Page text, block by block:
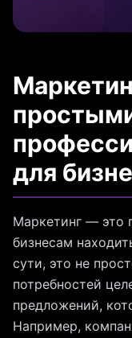
для
Маркетинг — это
бизнесам
сути, это не
потребностей
предложений,
Например,